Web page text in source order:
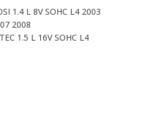
1.4 L 8V SOHC L4 2003
2008
1.5 L 16V SOHC L4